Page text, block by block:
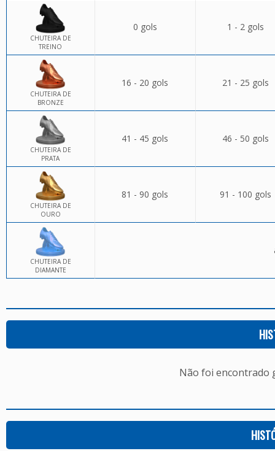
CHUTEIRA DE
TREINO
0 gols 1 - 2 gols
CHUTEIRA DE
BRONZE
16 - 20 gols 21 - 25 gols
CHUTEIRA DE
PRATA
41 - 45 gols 46 - 50 gols
CHUTEIRA DE
OURO
81 - 90 gols 91 - 100 gols
CHUTEIRA DE
DIAMANTE
Não foi encontrado